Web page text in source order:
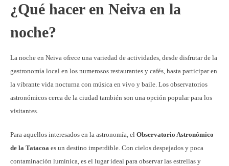
¿Qué hacer en Neiva en la
noche?
La noche en Neiva ofrece una variedad de actividades, desde disfrutar de la
gastronomía local en los numerosos restaurantes y cafés, hasta participar en
la vibrante vida nocturna con música en vivo y baile. Los observatorios
astronómicos cerca de la ciudad también son una opción popular para los
visitantes.
Para aquellos interesados en la astronomía, el Observatorio Astronómico
de la Tatacoa es un destino imperdible. Con cielos despejados y poca
contaminación lumínica, es el lugar ideal para observar las estrellas y